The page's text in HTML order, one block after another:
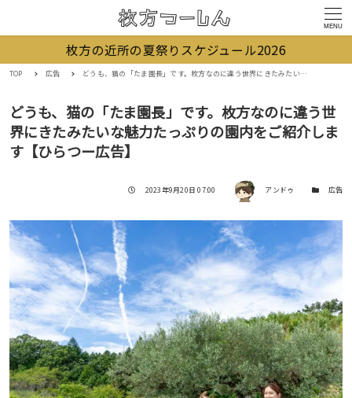
MENU
枚方の近所の夏祭りスケジュール2026
TOP 広告 どうも、猫の「たま園長」です。枚方なのに違う世界にきたみたいな魅力たっぷりの園内をご紹介します【ひらつー広告】
どうも、猫の「たま園長」です。枚方なのに違う世
界にきたみたいな魅力たっぷりの園内をご紹介しま
す【ひらつー広告】
投稿日
2023年9月20日 07:00 著者 アンドゥ カテゴリー
広告